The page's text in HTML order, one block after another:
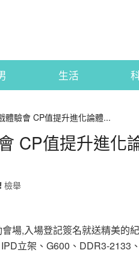
生活
體驗會 CP值提升進化論體...
CP值提升進化
檢舉
場,入場登記簽名就送精美的
立架、G600、DDR3-2133